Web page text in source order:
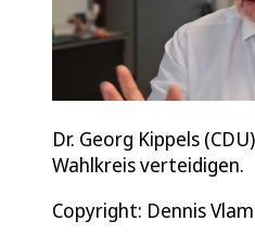
Dr. Georg Kippels
Wahlkreis verteidigen.
Copyright: Dennis